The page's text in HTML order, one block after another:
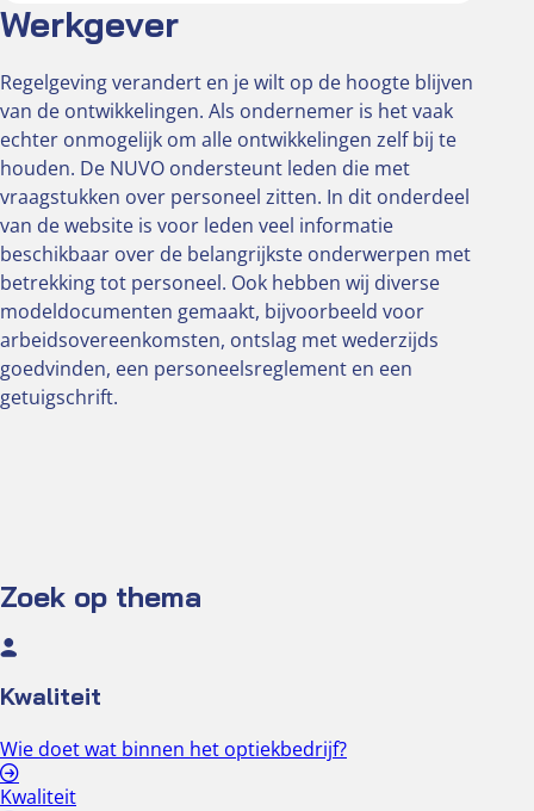
Werkgever
Regelgeving verandert en je wilt op de hoogte blijven
van de ontwikkelingen. Als ondernemer is het vaak
echter onmogelijk om alle ontwikkelingen zelf bij te
houden. De NUVO ondersteunt leden die met
vraagstukken over personeel zitten. In dit onderdeel
van de website is voor leden veel informatie
beschikbaar over de belangrijkste onderwerpen met
betrekking tot personeel. Ook hebben wij diverse
modeldocumenten gemaakt, bijvoorbeeld voor
arbeidsovereenkomsten, ontslag met wederzijds
goedvinden, een personeelsreglement en een
getuigschrift.
Zoek op thema
Kwaliteit
Wie doet wat binnen het optiekbedrijf?
Kwaliteit